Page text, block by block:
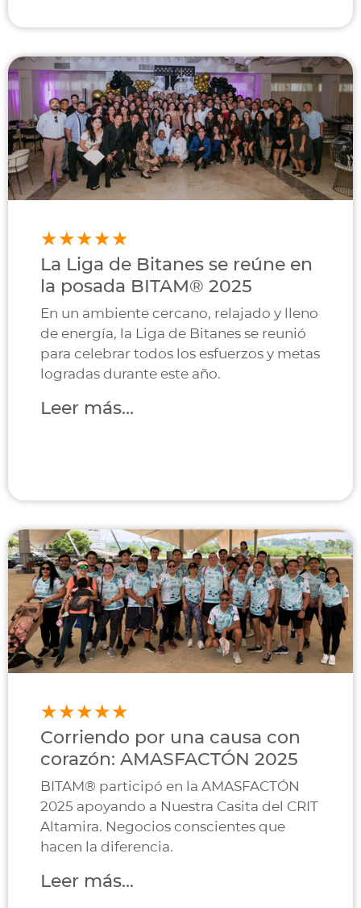
La Liga de Bitanes se reúne en
la posada BITAM®︎ 2025
En un ambiente cercano, relajado y lleno
de energía, la Liga de Bitanes se reunió
para celebrar todos los esfuerzos y metas
logradas durante este año.
Leer más...
Corriendo por una causa con
corazón: AMASFACTÓN 2025
BITAM® participó en la AMASFACTÓN
2025 apoyando a Nuestra Casita del CRIT
Altamira. Negocios conscientes que
hacen la diferencia.
Leer más...